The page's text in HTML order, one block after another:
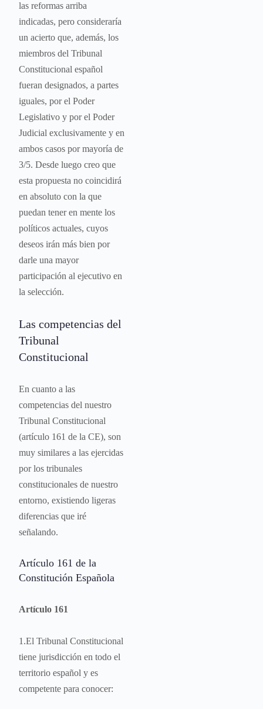
las reformas arriba
indicadas, pero consideraría
un acierto que, además, los
miembros del Tribunal
Constitucional español
fueran designados, a partes
iguales, por el Poder
Legislativo y por el Poder
Judicial exclusivamente y en
ambos casos por mayoría de
3/5. Desde luego creo que
esta propuesta no coincidirá
en absoluto con la que
puedan tener en mente los
políticos actuales, cuyos
deseos irán más bien por
darle una mayor
participación al ejecutivo en
la selección.
Las competencias del
Tribunal
Constitucional
En cuanto a las
competencias del nuestro
Tribunal Constitucional
(artículo 161 de la CE), son
muy similares a las ejercidas
por los tribunales
constitucionales de nuestro
entorno, existiendo ligeras
diferencias que iré
señalando.
Artículo 161 de la
Constitución Española
Artículo 161
1.El Tribunal Constitucional
tiene jurisdicción en todo el
territorio español y es
competente para conocer: